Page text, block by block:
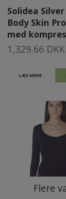
Solidea
Body Skin
med
1,329.66 DKK
LÆS MERE
Flere